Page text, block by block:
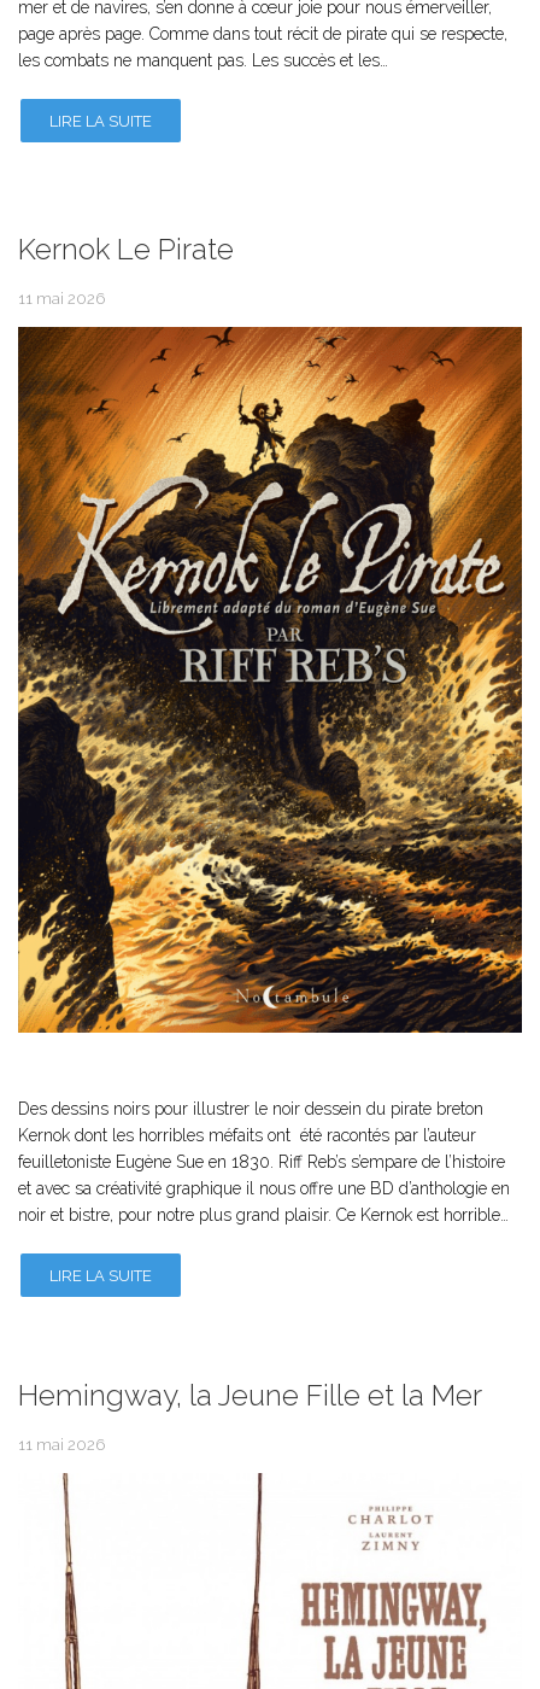
mer et de navires, s’en donne à cœur joie pour nous émerveiller,
page après page. Comme dans tout récit de pirate qui se respecte,
les combats ne manquent pas. Les succès et les…
LIRE LA SUITE
Kernok Le Pirate
11 mai 2026
Des dessins noirs pour illustrer le noir dessein du pirate breton
Kernok dont les horribles méfaits ont été racontés par l’auteur
feuilletoniste Eugène Sue en 1830. Riff Reb’s s’empare de l’histoire
et avec sa créativité graphique il nous offre une BD d’anthologie en
noir et bistre, pour notre plus grand plaisir. Ce Kernok est horrible…
LIRE LA SUITE
Hemingway, la Jeune Fille et la Mer
11 mai 2026